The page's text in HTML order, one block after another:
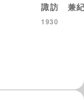
諏訪 兼
1930